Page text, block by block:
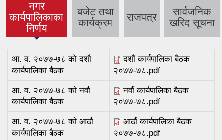
नगर
कार्यपालिकाका
निर्णय
(active tab)
बजेट तथा
कार्यक्रम
राजपत्र
सार्वजनिक
खरिद सूचना
आ. व. २०७७-७८ को दशौ
कार्यपालिका बैठक
दशौं कार्यपालिका बैठक
२०७७-७८.pdf
आ. व. २०७७-७८ को नवौ
कार्यपालिका बैठक
नवौं कार्यपालिका बैठक
२०७७-७८.pdf
आ. व. २०७७-७८ को आठौ
कार्यपालिका बैठक
आठौं कार्यपालिका बैठक
२०७७-७८.pdf